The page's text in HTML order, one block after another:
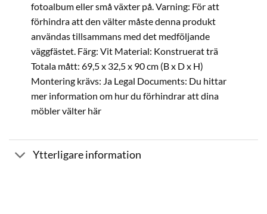
fotoalbum eller små växter på. Varning: För att
förhindra att den välter måste denna produkt
användas tillsammans med det medföljande
väggfästet. Färg: Vit Material: Konstruerat trä
Totala mått: 69,5 x 32,5 x 90 cm (B x D x H)
Montering krävs: Ja Legal Documents: Du hittar
mer information om hur du förhindrar att dina
möbler välter här
Ytterligare information